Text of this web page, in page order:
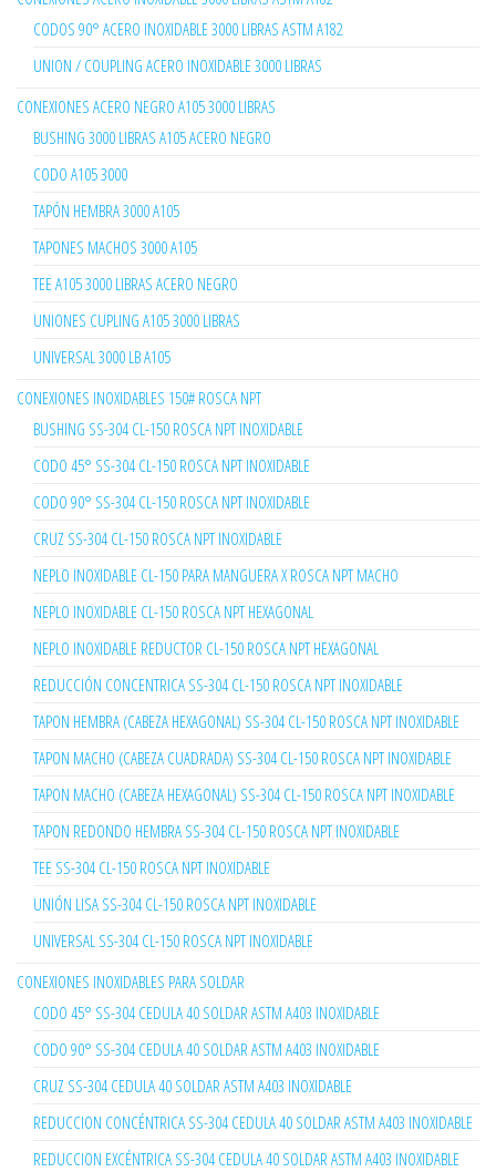
CODOS 90° ACERO INOXIDABLE 3000 LIBRAS ASTM A182
UNION / COUPLING ACERO INOXIDABLE 3000 LIBRAS
CONEXIONES ACERO NEGRO A105 3000 LIBRAS
BUSHING 3000 LIBRAS A105 ACERO NEGRO
CODO A105 3000
TAPÓN HEMBRA 3000 A105
TAPONES MACHOS 3000 A105
TEE A105 3000 LIBRAS ACERO NEGRO
UNIONES CUPLING A105 3000 LIBRAS
UNIVERSAL 3000 LB A105
CONEXIONES INOXIDABLES 150# ROSCA NPT
BUSHING SS-304 CL-150 ROSCA NPT INOXIDABLE
CODO 45° SS-304 CL-150 ROSCA NPT INOXIDABLE
CODO 90° SS-304 CL-150 ROSCA NPT INOXIDABLE
CRUZ SS-304 CL-150 ROSCA NPT INOXIDABLE
NEPLO INOXIDABLE CL-150 PARA MANGUERA X ROSCA NPT MACHO
NEPLO INOXIDABLE CL-150 ROSCA NPT HEXAGONAL
NEPLO INOXIDABLE REDUCTOR CL-150 ROSCA NPT HEXAGONAL
REDUCCIÓN CONCENTRICA SS-304 CL-150 ROSCA NPT INOXIDABLE
TAPON HEMBRA (CABEZA HEXAGONAL) SS-304 CL-150 ROSCA NPT INOXIDABLE
TAPON MACHO (CABEZA CUADRADA) SS-304 CL-150 ROSCA NPT INOXIDABLE
TAPON MACHO (CABEZA HEXAGONAL) SS-304 CL-150 ROSCA NPT INOXIDABLE
TAPON REDONDO HEMBRA SS-304 CL-150 ROSCA NPT INOXIDABLE
TEE SS-304 CL-150 ROSCA NPT INOXIDABLE
UNIÓN LISA SS-304 CL-150 ROSCA NPT INOXIDABLE
UNIVERSAL SS-304 CL-150 ROSCA NPT INOXIDABLE
CONEXIONES INOXIDABLES PARA SOLDAR
CODO 45° SS-304 CEDULA 40 SOLDAR ASTM A403 INOXIDABLE
CODO 90° SS-304 CEDULA 40 SOLDAR ASTM A403 INOXIDABLE
CRUZ SS-304 CEDULA 40 SOLDAR ASTM A403 INOXIDABLE
REDUCCION CONCÉNTRICA SS-304 CEDULA 40 SOLDAR ASTM A403 INOXIDABLE
REDUCCION EXCÉNTRICA SS-304 CEDULA 40 SOLDAR ASTM A403 INOXIDABLE